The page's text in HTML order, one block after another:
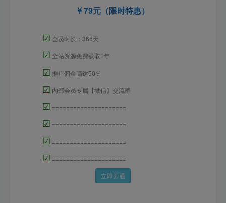
79元（限时特惠）
☑ 会员时长：365天
☑ 全站资源免费获取1年
☑ 推广佣金高达50％
☑ 内部会员专属【微信】交流群
☑ =====================
☑ =====================
☑ =====================
☑ =====================
立即开通